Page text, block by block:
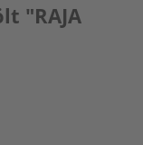
"RAJA